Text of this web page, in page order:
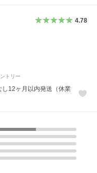
4.78
トリー
し12ヶ月以内発送（休業